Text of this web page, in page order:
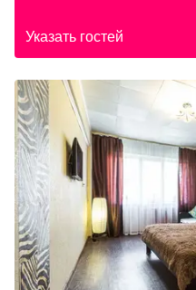
Указать гостей